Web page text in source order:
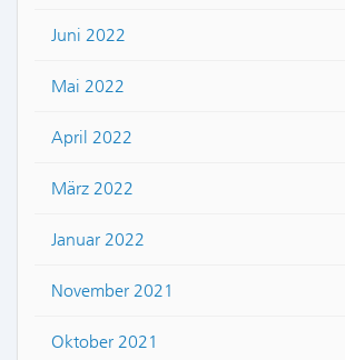
Juni 2022
Mai 2022
April 2022
März 2022
Januar 2022
November 2021
Oktober 2021